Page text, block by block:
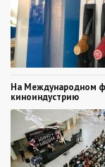
На Международном
киноиндустрию